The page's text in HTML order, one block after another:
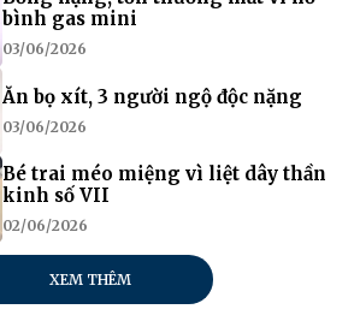
bình gas mini
03/06/2026
Ăn bọ xít, 3 người ngộ độc nặng
03/06/2026
Bé trai méo miệng vì liệt dây thần
kinh số VII
02/06/2026
XEM THÊM